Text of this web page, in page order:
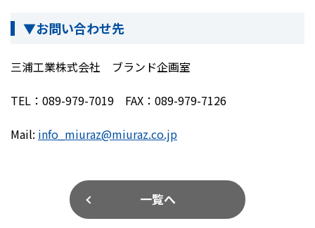
▼お問い合わせ先
三浦工業株式会社 ブランド企画室
TEL：089-979-7019 FAX：089-979-7126
Mail: info_miuraz@miuraz.co.jp
一覧へ